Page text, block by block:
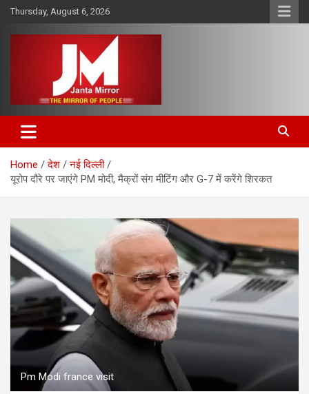
Skip
content
Thursday, August 6, 2026
Janta Mirror
Home देश
नई दिल्ली
यूरोप दौरे पर जाएंगे PM मोदी, मैक्रों संग मीटिंग और G-7 में करेंगे शिरकत
Pm Modi france visit